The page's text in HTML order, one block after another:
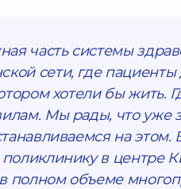
часть системы
сети, где
хотели бы жить.
Мы рады, что уже
на этом.
в центре
в полном объеме